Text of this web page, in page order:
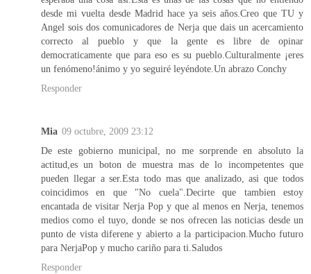
desde mi vuelta desde Madrid hace ya seis años.Creo que TU y
Angel sois dos comunicadores de Nerja que dais un acercamiento
correcto al pueblo y que la gente es libre de opinar
democraticamente que para eso es su pueblo.Culturalmente ¡eres
un fenómeno!ánimo y yo seguiré leyéndote.Un abrazo Conchy
Responder
Mia 09 octubre, 2009 23:12
De este gobierno municipal, no me sorprende en absoluto la
actitud,es un boton de muestra mas de lo incompetentes que
pueden llegar a ser.Esta todo mas que analizado, asi que todos
coincidimos en que "No cuela".Decirte que tambien estoy
encantada de visitar Nerja Pop y que al menos en Nerja, tenemos
medios como el tuyo, donde se nos ofrecen las noticias desde un
punto de vista diferene y abierto a la participacion.Mucho futuro
para NerjaPop y mucho cariño para ti.Saludos
Responder